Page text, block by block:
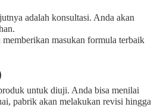
adalah konsultasi. Anda akan
masukan formula terbaik
untuk diuji. Anda bisa menilai
pabrik akan melakukan revisi hingga